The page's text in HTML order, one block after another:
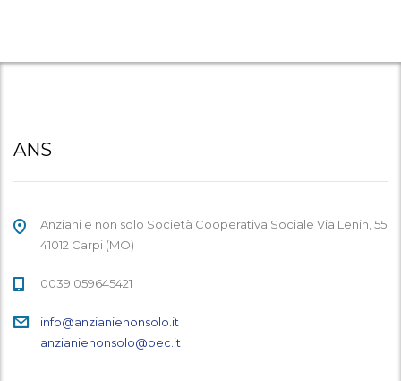
ANS
Anziani e non solo Società Cooperativa Sociale Via Lenin, 55
41012 Carpi (MO)
0039 059645421
info@anzianienonsolo.it
anzianienonsolo@pec.it